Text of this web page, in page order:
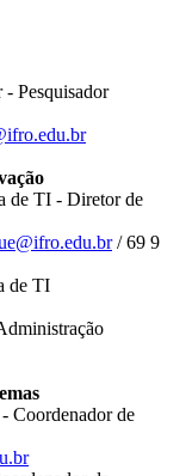
Pesquisador
.br
de TI - Diretor de
.br/ 69 9
de TI
Coordenador de